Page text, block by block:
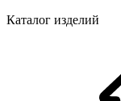
Каталог изделий